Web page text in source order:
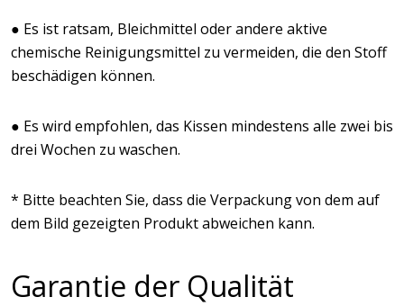
● Es ist ratsam, Bleichmittel oder andere aktive
chemische Reinigungsmittel zu vermeiden, die den Stoff
beschädigen können.
● Es wird empfohlen, das Kissen mindestens alle zwei bis
drei Wochen zu waschen.
* Bitte beachten Sie, dass die Verpackung von dem auf
dem Bild gezeigten Produkt abweichen kann.
Garantie der Qualität